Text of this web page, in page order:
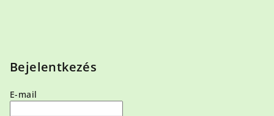
Bejelentkezés
E-mail